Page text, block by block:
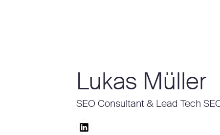
Lukas Müller
SEO Consultant & Lead Tech